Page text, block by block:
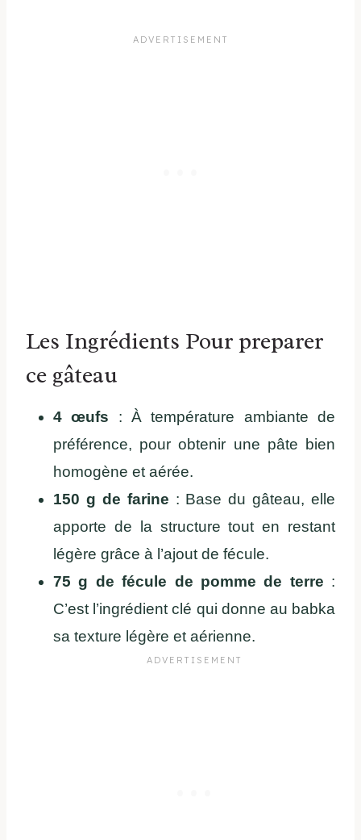
Les Ingrédients Pour preparer
ce gâteau
4 œufs : À température ambiante de
préférence, pour obtenir une pâte bien
homogène et aérée.
150 g de farine : Base du gâteau, elle
apporte de la structure tout en restant
légère grâce à l’ajout de fécule.
75 g de fécule de pomme de terre :
C’est l’ingrédient clé qui donne au babka
sa texture légère et aérienne.